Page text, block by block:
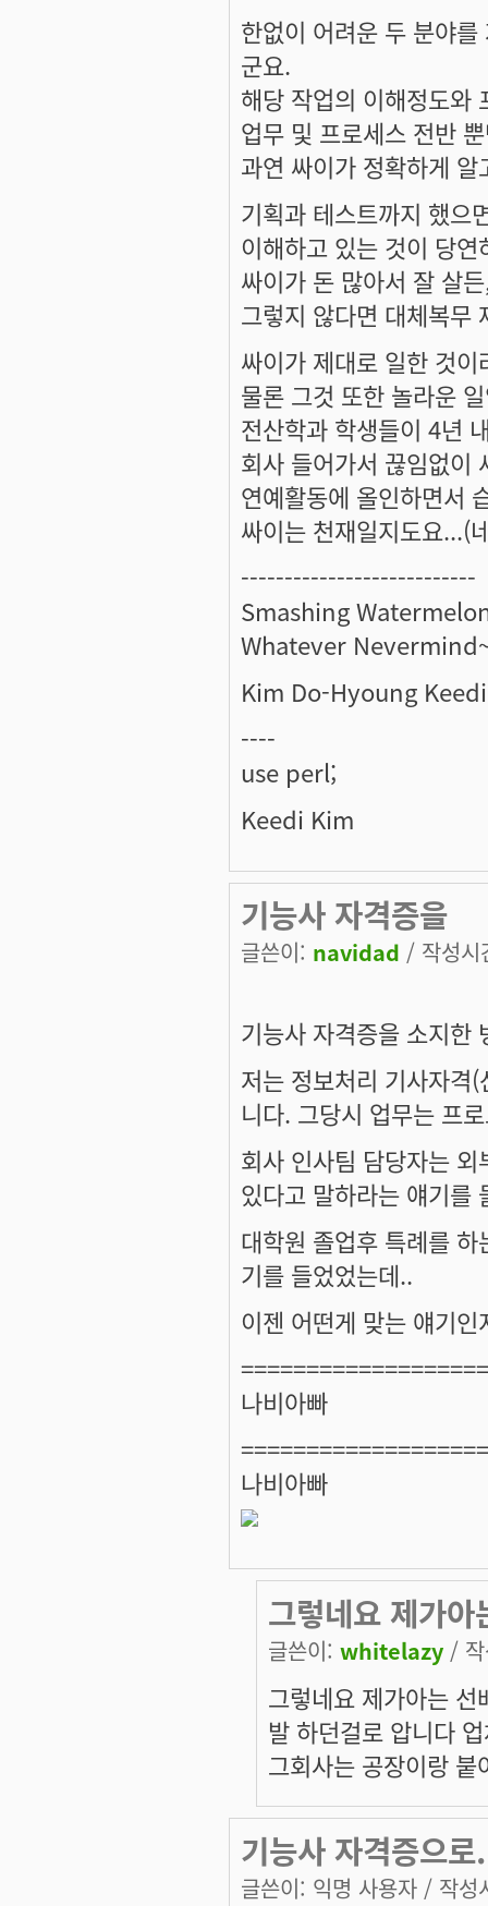
한없이 어려운 두 분야
군요.
해당 작업의 이해정도와
업무 및 프로세스 전반
과연 싸이가 정확하게 알
기획과 테스트까지 했으
이해하고 있는 것이 당
싸이가 돈 많아서 잘 살
그렇지 않다면 대체복무
싸이가 제대로 일한 것이
물론 그것 또한 놀라운
전산학과 학생들이 4년
회사 들어가서 끊임없이
연예활동에 올인하면서
싸이는 천재일지도요...(
---------------------------
Smashing
Whatever
Kim Do-Hyoung Keedi
----
use perl;
Keedi Kim
기능사 자격증을
글쓴이: navidad / 작성
기능사 자격증을 소지한
저는 정보처리 기사자격
니다. 그당시 업무는 프
회사 인사팀 담당자는
있다고 말하라는 얘기를
대학원 졸업후 특례를
기를 들었었는데..
이젠 어떤게 맞는 얘기
나비아빠
나비아빠
그렇네요 제가아
글쓴이: whitelazy /
그렇네요 제가아는
발 하던걸로 압니다
그회사는 공장이랑
기능사 자격증으로.
글쓴이: 익명 사용자 / 작성